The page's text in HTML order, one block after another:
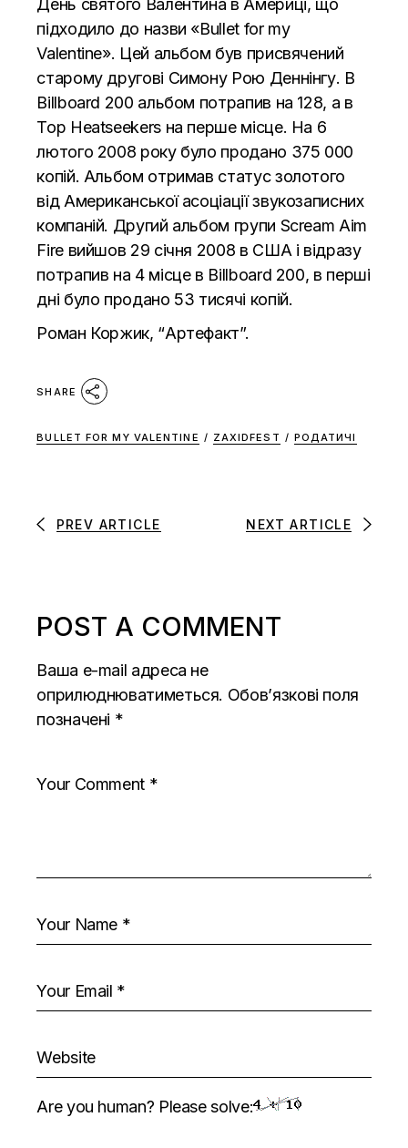
День святого Валентина в Америці, що
підходило до назви «Bullet for my
Valentine». Цей альбом був присвячений
старому другові Симону Рою Деннінгу. В
Billboard 200 альбом потрапив на 128, а в
Top Heatseekers на перше місце. На 6
лютого 2008 року було продано 375 000
копій. Альбом отримав статус золотого
від Американської асоціації звукозаписних
компаній. Другий альбом групи Scream Aim
Fire вийшов 29 січня 2008 в США і відразу
потрапив на 4 місце в Billboard 200, в перші
дні було продано 53 тисячі копій.
Роман Коржик, “Артефакт”.
SHARE
BULLET FOR MY VALENTINE / ZAХIDFEST / РОДАТИЧІ
PREV ARTICLE NEXT ARTICLE
POST A COMMENT
Ваша e-mail адреса не
оприлюднюватиметься. Обов’язкові поля
позначені *
Are you human? Please solve: